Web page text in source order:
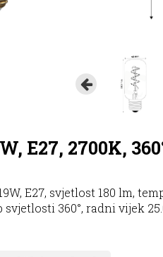
E27, 2700K,
E27, svjetlost 180 lm,
360°, radni vijek